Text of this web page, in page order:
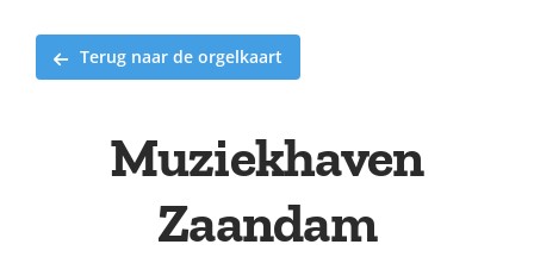
Terug naar de orgelkaart
Muziekhaven
Zaandam